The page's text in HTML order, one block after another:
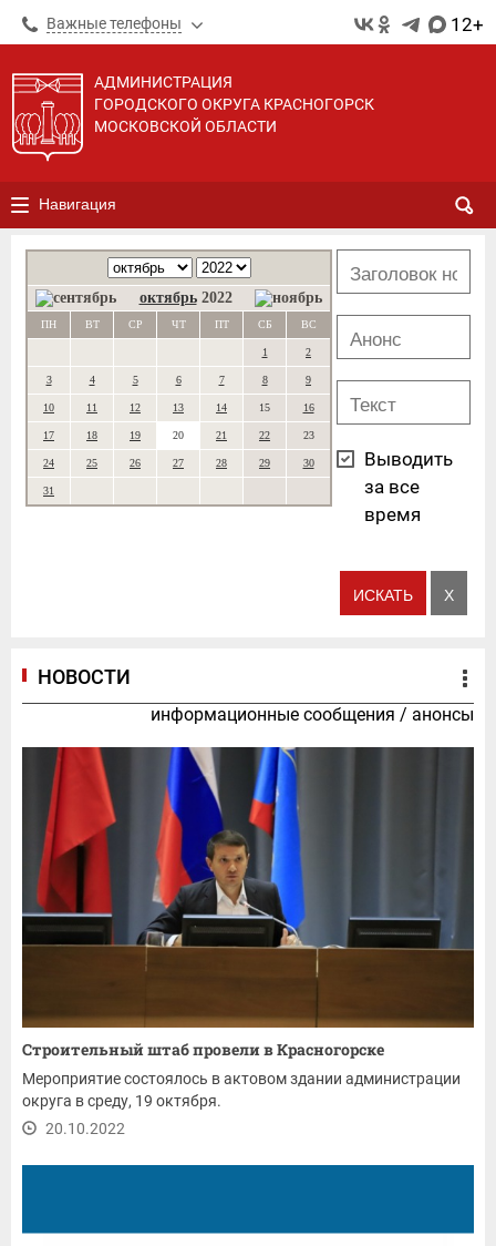
Важные телефоны 12+
АДМИНИСТРАЦИЯ
ГОРОДСКОГО ОКРУГА КРАСНОГОРСК
МОСКОВСКОЙ ОБЛАСТИ
Навигация
октябрь 2022
ПН ВТ СР ЧТ ПТ СБ ВС
1 2
3 4 5 6 7 8 9
10 11 12 13 14 15 16
17 18 19 20 21 22 23
24 25 26 27 28 29 30
31
Выводить
за все
время
НОВОСТИ
информационные сообщения / анонсы
Строительный штаб провели в Красногорске
Мероприятие состоялось в актовом здании администрации
округа в среду, 19 октября.
20.10.2022